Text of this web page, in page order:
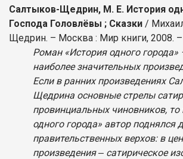
Салтыков-Щедрин, М. Е. История
Господа Головлёвы ; Сказки /
Щедрин. – Москва : Мир книги, 2008. –
Роман «История одного города»
наиболее значительных
Если в ранних произведениях
Щедрина основные стрелы
провинциальных чиновников, то
одного города» автор поднялся
правительственных верхов: в
произведения ‒ сатирическое